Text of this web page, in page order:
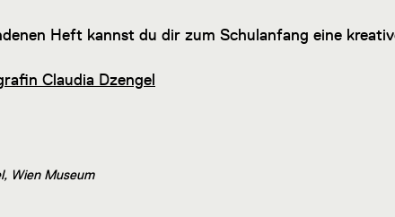
Heft kannst du dir zum Schulanfang eine
Claudia Dzengel
Wien Museum